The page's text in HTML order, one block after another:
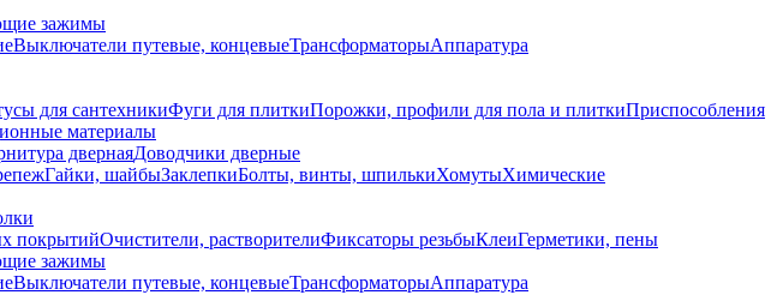
зажимы
Выключатели путевые, концевыеТрансформаторыАппаратура
для сантехникиФуги для плиткиПорожки, профили для пола и плиткиПриспособления
материалы
двернаяДоводчики дверные
Гайки, шайбыЗаклепкиБолты, винты, шпилькиХомутыХимические
покрытийОчистители, растворителиФиксаторы резьбыКлеиГерметики, пены
зажимы
Выключатели путевые, концевыеТрансформаторыАппаратура